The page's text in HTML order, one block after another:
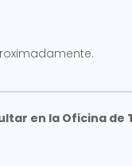
en la Oficina de